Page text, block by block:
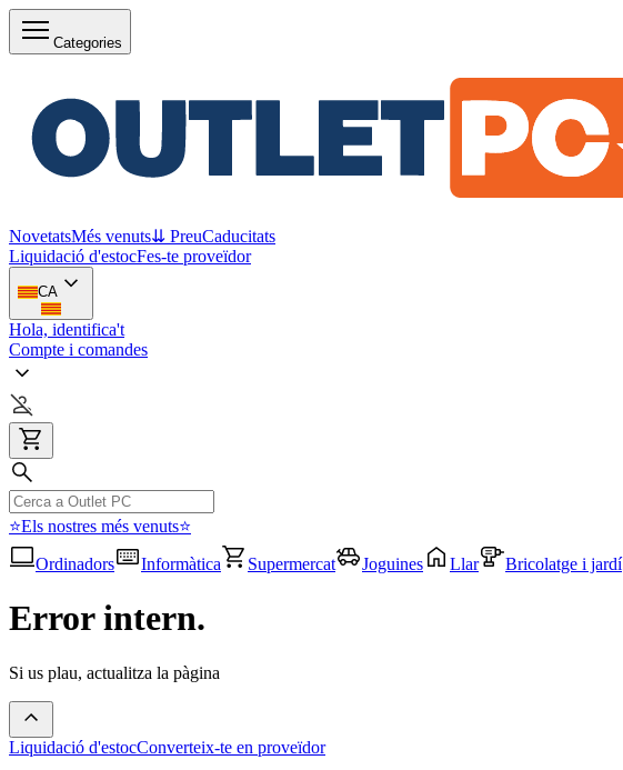
Categories
NovetatsMés venuts⇊ PreuCaducitats
Liquidació d'estocFes-te proveïdor
CA
Hola, identifica't
Compte i comandes
⭐Els nostres més venuts⭐
Ordinadors
Informàtica Supermercat Joguines Llar Bricolatge i jardí
Error intern.
Si us plau, actualitza la pàgina
Liquidació d'estocConverteix-te en proveïdor